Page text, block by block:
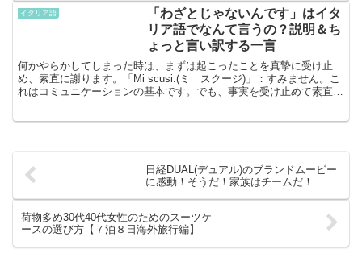
イタリア語
「わざとじゃないんです」はイタ
リア語でなんて言うの？説明＆ち
ょっと言い訳する一言
何かやらかしてしまった時は、まずは起こったことを真摯に受け止
め、素直に謝ります。「Mi scusi.(ミ スクージ)」：すみません。こ
れはコミュニケーションの基本です。でも、事実を受け止めて素直に
日経DUAL(デュアル)のブランドムービー
に感動！そうだ！家族はチームだ！
荷物多め30代40代女性のためのスーツケ
ースの選び方【７泊８日海外旅行編】